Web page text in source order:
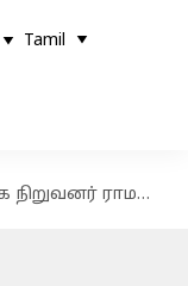
Tamil
மனைவியுடன் திருமண நாள் கொண்டாடியதாக வெளியான புகைப்படங்கள்; பின்னணி என்ன?